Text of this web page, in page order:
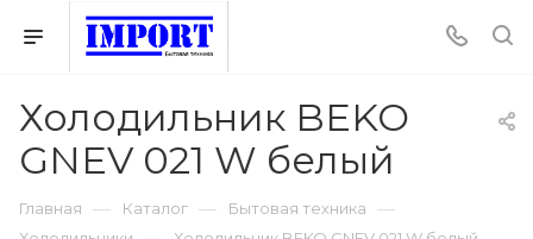
Холодильник BEKO
GNEV 021 W белый
Главная — Каталог — Бытовая техника —